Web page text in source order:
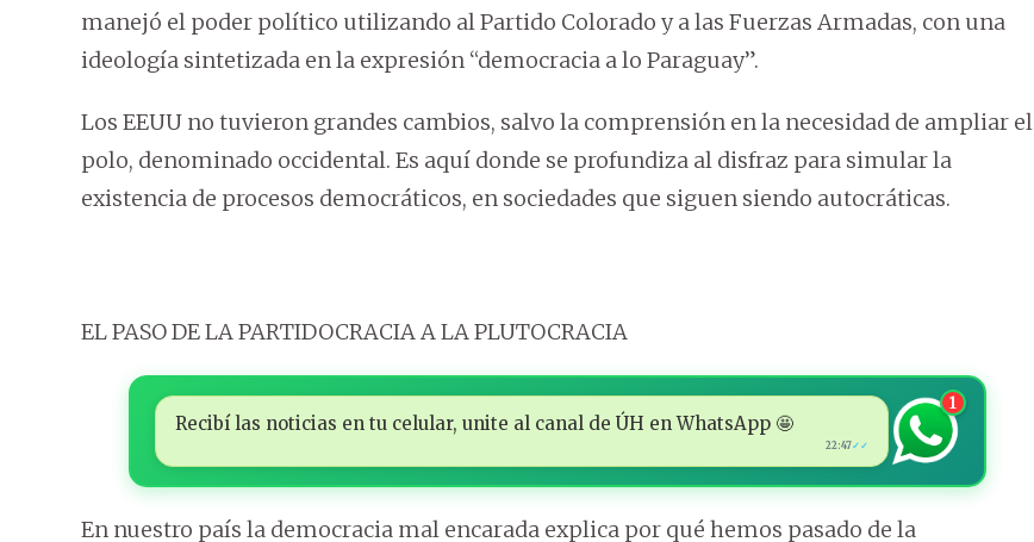
manejó el poder político utilizando al Partido Colorado y a las Fuerzas Armadas, con una
ideología sintetizada en la expresión “democracia a lo Paraguay”.
Los EEUU no tuvieron grandes cambios, salvo la comprensión en la necesidad de ampliar el
polo, denominado occidental. Es aquí donde se profundiza al disfraz para simular la
existencia de procesos democráticos, en sociedades que siguen siendo autocráticas.
EL PASO DE LA PARTIDOCRACIA A LA PLUTOCRACIA
Recibí las noticias en tu celular, unite al canal de ÚH en WhatsApp 🤩
22:47✓✓
1
En nuestro país la democracia mal encarada explica por qué hemos pasado de la